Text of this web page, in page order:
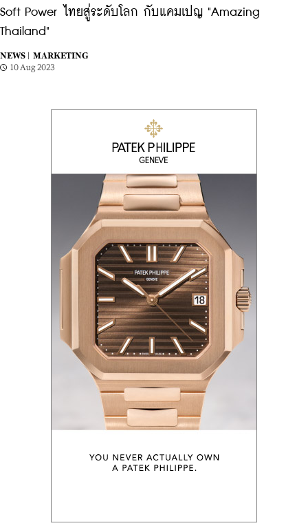
Soft Power ไทยสู่ระดับโลก กับแคมเปญ "Amazing
Thailand"
NEWS |
MARKETING
10 Aug 2023